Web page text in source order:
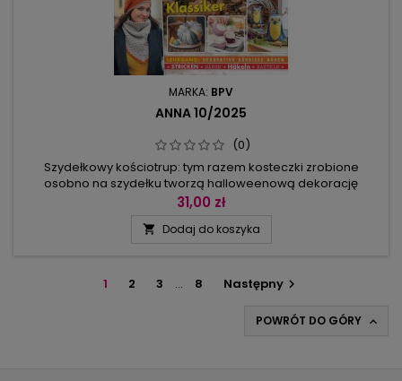
MARKA: BPV
ANNA 10/2025
(0)
Szydełkowy kościotrup: tym razem kosteczki zrobione
osobno na szydełku tworzą halloweenową dekorację
pospołu z monsterkami (z pomponów) i z dyniami: można je
szydełku i ozdobić bogatym ornamentem. Wśród zwierzątek:
31,00 zł
 Dodaj do koszyka
1 2 3 … 8 Następny
POWRÓT DO GÓRY 